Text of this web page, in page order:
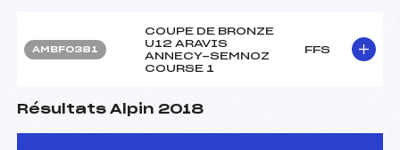
AMBF0381
COUPE DE BRONZE
U12 ARAVIS
ANNECY-SEMNOZ
COURSE 1
FFS
Résultats Alpin 2018